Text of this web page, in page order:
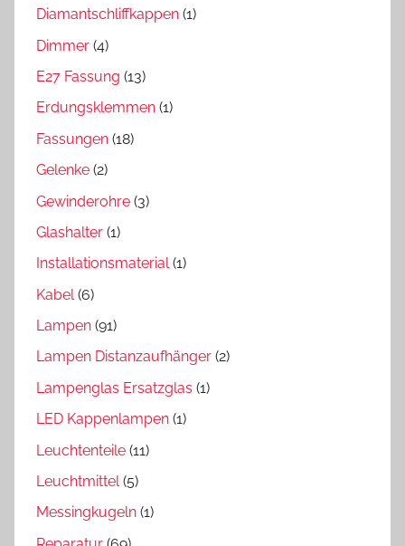
Diamantschliffkappen (1)
Dimmer (4)
E27 Fassung (13)
Erdungsklemmen (1)
Fassungen (18)
Gelenke (2)
Gewinderohre (3)
Glashalter (1)
Installationsmaterial(1)
Kabel (6)
Lampen (91)
Lampen Distanzaufhänger (2)
Lampenglas Ersatzglas (1)
LED Kappenlampen (1)
Leuchtenteile (11)
Leuchtmittel(5)
Messingkugeln (1)